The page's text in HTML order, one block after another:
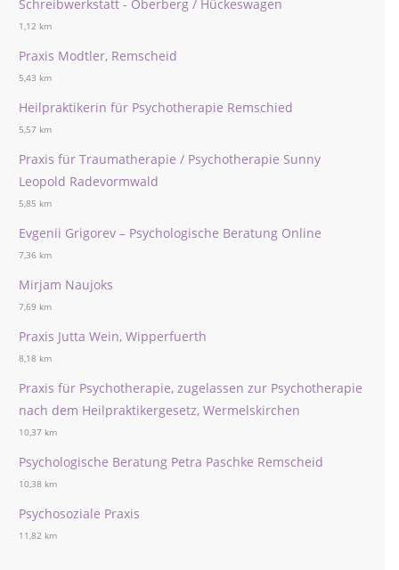
Schreibwerkstatt - Oberberg / Hückeswagen
1,12 km
Praxis Modtler, Remscheid
5,43 km
Heilpraktikerin für Psychotherapie Remschied
5,57 km
Praxis für Traumatherapie / Psychotherapie Sunny
Leopold Radevormwald
5,85 km
Evgenii Grigorev – Psychologische Beratung Online
7,36 km
Mirjam Naujoks
7,69 km
Praxis Jutta Wein, Wipperfuerth
8,18 km
Praxis für Psychotherapie, zugelassen zur Psychotherapie
nach dem Heilpraktikergesetz, Wermelskirchen
10,37 km
Psychologische Beratung Petra Paschke Remscheid
10,38 km
Psychosoziale Praxis
11,82 km